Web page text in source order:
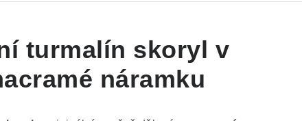
turmalín skoryl v
náramku